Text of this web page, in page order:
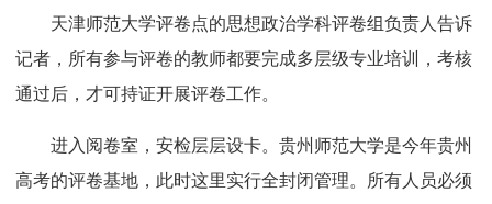
天津师范大学评卷点的思想政治学科评卷组负责人告诉
记者，所有参与评卷的教师都要完成多层级专业培训，考核
通过后，才可持证开展评卷工作。
进入阅卷室，安检层层设卡。贵州师范大学是今年贵州
高考的评卷基地，此时这里实行全封闭管理。所有人员必须